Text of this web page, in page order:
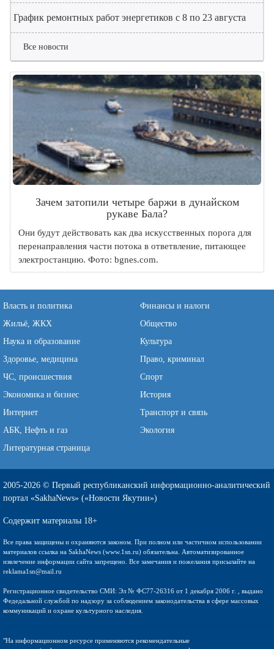
График ремонтных работ энергетиков с 8 по 23 августа
Все новости
Зачем затопили четыре баржи в дунайском
рукаве Бала?
Они будут действовать как два искусственных порога для
перенаправления части потока в ответвление, питающее
электростанцию. Фото: bgnes.com.
Власть и политика
Финансы и налоги
Жильё, ЖКХ
Общество
Наука и образование
Культура
Здоровье, медицина
Право, криминал
ЧС, происшествия
Спорт
Экономика и бизнес
История
Интернет
Транспорт и связь
АБК, Нефть и газ
Экология
Литературная страница
2005-2026 © Первый республиканский информационно-аналитический
портал «SakhaNews» («Новости Якутии»)
Содержит материалы 18+
Все права защищены и охраняются законом. При полном или частичном использовании
материалов ссылка на SakhaNews (www.1sn.ru) обязательна. Автоматизированное
извлечение информации сайта запрещено. Все замечания и пожелания присылайте на
reklama1sn@mail.ru
Регистрационное свидетельство СМИ: Эл № ФС77-26316 от 1 декабря 2006 г. , выдано
Федедальной службой по надзору за соблюдением законодательства в сфере массовых
коммуникаций и охране культурного наследия.
"На информационном ресурсе применяются рекомендательные